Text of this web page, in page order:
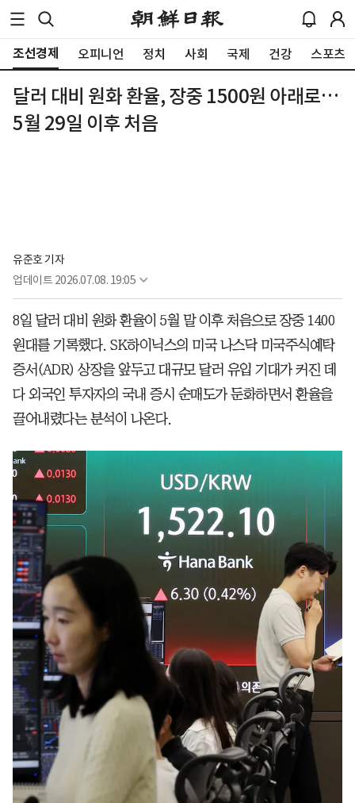
조선경제 오피니언 정치 사회 국제 건강 스포츠
달러 대비 원화 환율, 장중 1500원 아래로…
5월 29일 이후 처음
유준호 기자
업데이트 2026.07.08. 19:05
8일 달러 대비 원화 환율이 5월 말 이후 처음으로 장중 1400
원대를 기록했다. SK하이닉스의 미국 나스닥 미국주식예탁
증서(ADR) 상장을 앞두고 대규모 달러 유입 기대가 커진 데
다 외국인 투자자의 국내 증시 순매도가 둔화하면서 환율을
끌어내렸다는 분석이 나온다.